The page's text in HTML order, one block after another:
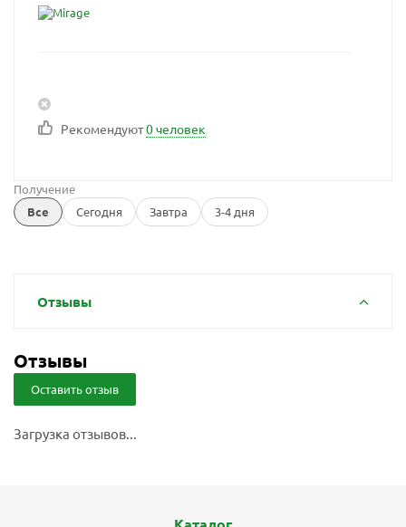
Рекомендуют0 человек
Получение
Все
Сегодня Завтра 3-4 дня
Отзывы
Отзывы
Оставить отзыв
Загрузка отзывов...